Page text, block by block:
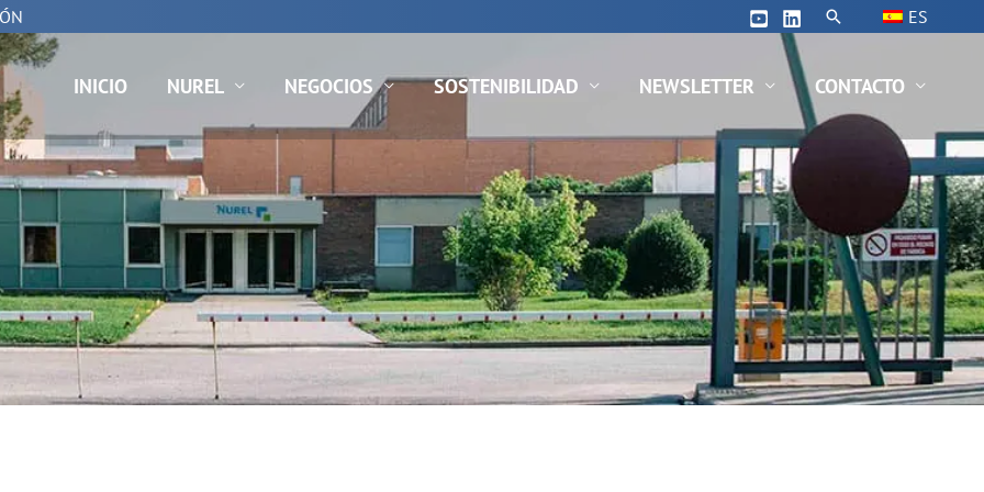
Buscar ES
INICIO NUREL NEGOCIOS SOSTENIBILIDAD NEWSLETTER CONTACTO
Synthetic Fibers